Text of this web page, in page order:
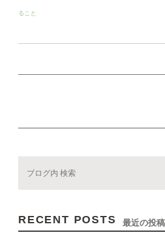
ること
RECENT POSTS 最近の投稿